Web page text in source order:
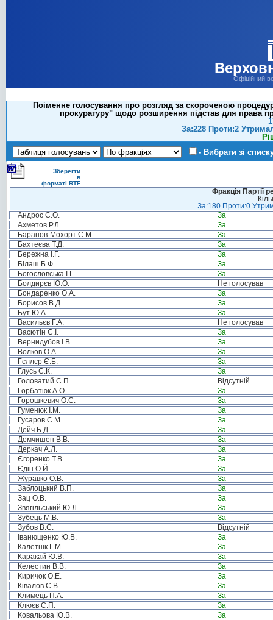
Офіційний
Поіменне голосування про розгляд за скороченою
прокуратуру" щодо розширення підстав для права
За:228 Проти:2
- Вибрати зі
Зберегти
в
форматі RTF
Фракція Партії
За:180 Проти:0
Андрос С.О.
За
Ахметов Р.Л.
За
Баранов-Мохорт С.М.
За
Бахтеєва Т.Д.
За
Бережна І.Г.
За
Білаш Б.Ф.
За
Богословська І.Г.
За
Болдирєв Ю.О.
Не голосував
Бондаренко О.А.
За
Борисов В.Д.
За
Бут Ю.А.
За
Васильєв Г.А.
Не голосував
Васютін С.І.
За
Вернидубов І.В.
За
Волков О.А.
За
Гєллєр Є.Б.
За
Глусь С.К.
За
Головатий С.П.
Відсутній
Горбатюк А.О.
За
Горошкевич О.С.
За
Гуменюк І.М.
За
Гусаров С.М.
За
Дейч Б.Д.
За
Демчишен В.В.
За
Деркач А.Л.
За
Єгоренко Т.В.
За
Єдін О.Й.
За
Журавко О.В.
За
Заблоцький В.П.
За
Зац О.В.
За
Звягільський Ю.Л.
За
Зубець М.В.
За
Зубов В.С.
Відсутній
Іванющенко Ю.В.
За
Калетнік Г.М.
За
Каракай Ю.В.
За
Келестин В.В.
За
Киричок О.Е.
За
Ківалов С.В.
За
Климець П.А.
За
Клюєв С.П.
За
Ковальова Ю.В.
За